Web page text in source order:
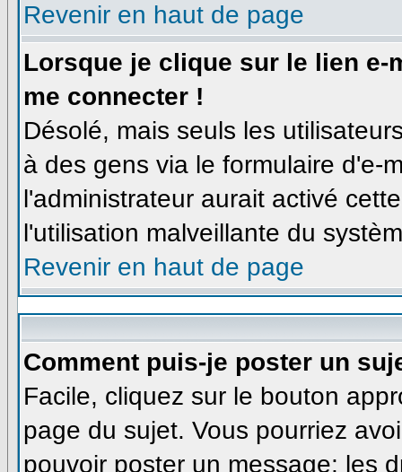
Revenir en haut de page
Lorsque je clique sur le lien e-
me connecter !
Désolé, mais seuls les
à des gens via le formulaire d'e-
l'administrateur aurait activé
l'utilisation malveillante du
Revenir en haut de page
Comment puis-je poster un
Facile, cliquez sur le bouton
page du sujet. Vous pourriez
pouvoir poster un message; les